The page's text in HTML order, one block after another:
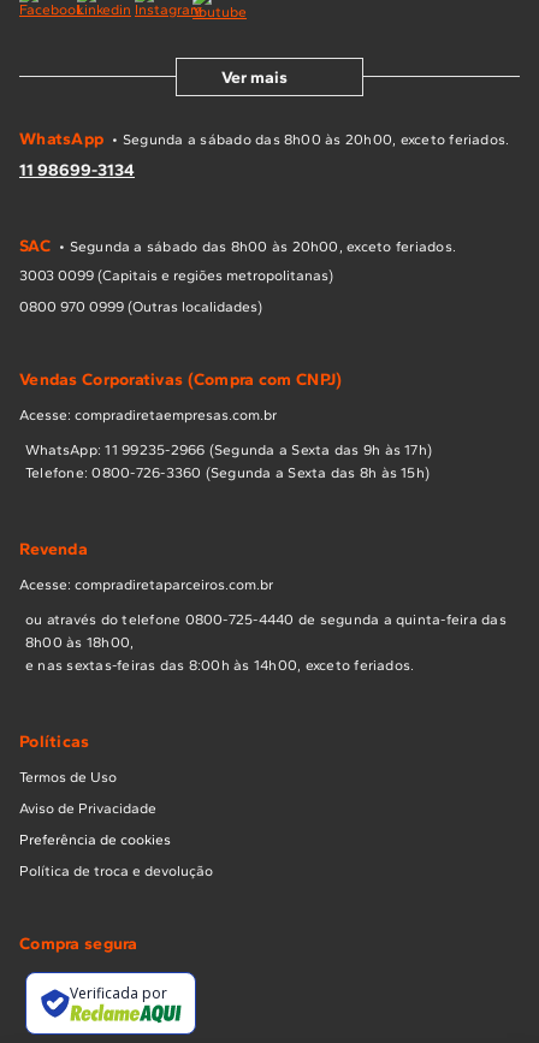
Ver mais
WhatsApp • Segunda a sábado das 8h00 às 20h00, exceto feriados.
11 98699-3134
SAC • Segunda a sábado das 8h00 às 20h00, exceto feriados.
3003 0099 (Capitais e regiões metropolitanas)
0800 970 0999 (Outras localidades)
Vendas Corporativas (Compra com CNPJ)
Acesse: compradiretaempresas.com.br
WhatsApp: 11 99235-2966 (Segunda a Sexta das 9h às 17h)
Telefone: 0800-726-3360 (Segunda a Sexta das 8h às 15h)
Revenda
Acesse: compradiretaparceiros.com.br
ou através do telefone 0800-725-4440 de segunda a quinta-feira das
8h00 às 18h00,
e nas sextas-feiras das 8:00h às 14h00, exceto feriados.
Políticas
Termos de Uso
Aviso de Privacidade
Preferência de cookies
Política de troca e devolução
Compra segura
Verificada por